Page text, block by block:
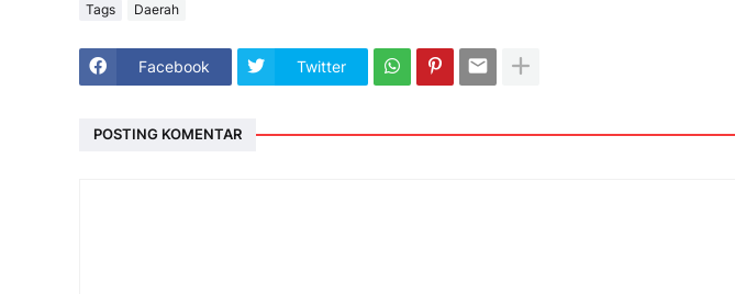
Tags Daerah
Facebook Twitter
POSTING KOMENTAR